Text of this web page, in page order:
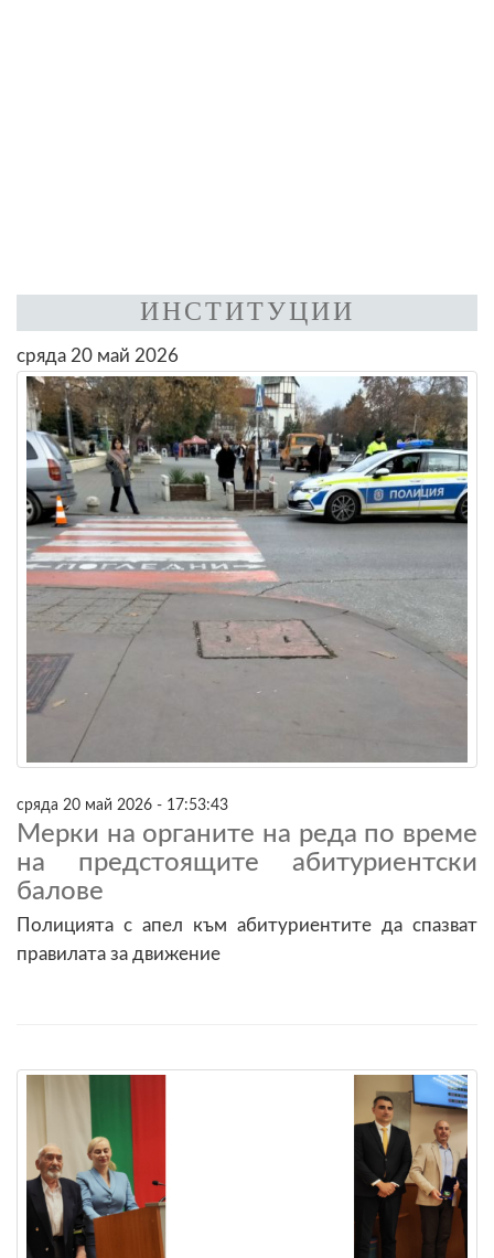
ИНСТИТУЦИИ
сряда 20 май 2026
сряда 20 май 2026 - 17:53:43
Мерки на органите на реда по време
на предстоящите абитуриентски
балове
Полицията с апел към абитуриентите да спазват
правилата за движение